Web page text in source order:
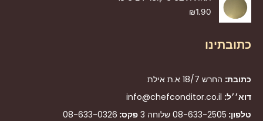
₪1.90
כתובתינו
כתובת: החרש 18/7 א.ת אילת
דוא׳׳ל: info@chefconditor.co.il
טלפון: 08-633-2505 שלוחה 3 פקס: 08-633-0326